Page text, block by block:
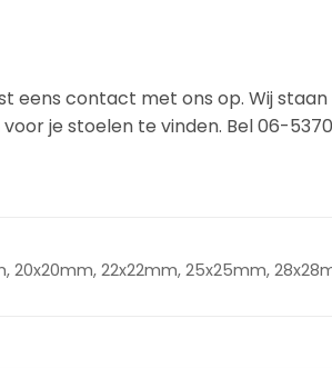
eens contact met ons op. Wij
je stoelen te vinden. Bel 06-
20x20mm, 22x22mm, 25x25mm,